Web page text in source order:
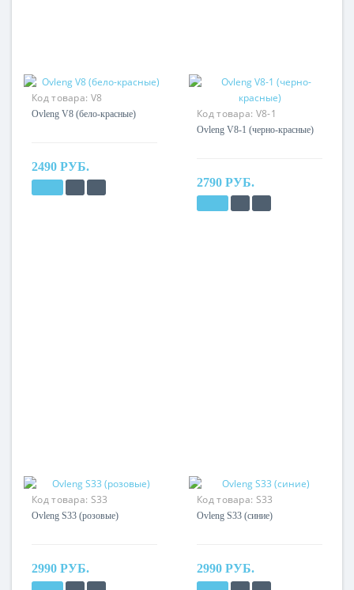
Код товара: V8
Ovleng V8 (бело-красные)
2490 РУБ.
Код товара: V8-1
Ovleng V8-1 (черно-красные)
2790 РУБ.
Код товара: S33
Ovleng S33 (розовые)
2990 РУБ.
Код товара: S33
Ovleng S33 (синие)
2990 РУБ.